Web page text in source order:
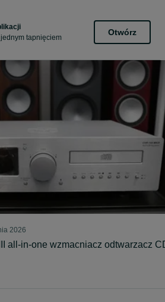
tapnięciem
Otwórz
2026
all-in-one wzmacniacz odtwarzacz